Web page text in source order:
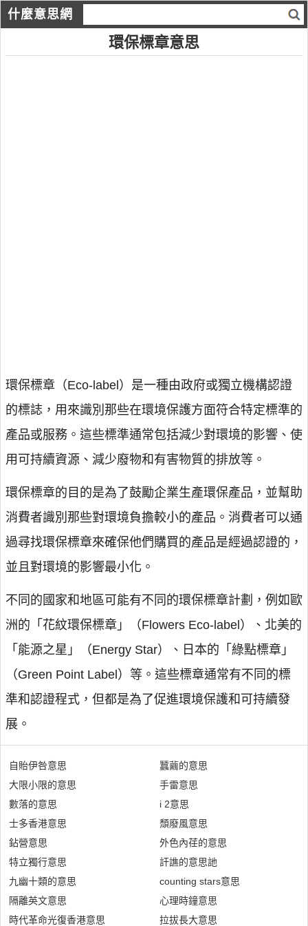
什麼意思網
環保標章意思
環保標章（Eco-label）是一種由政府或獨立機構認證
的標誌，用來識別那些在環境保護方面符合特定標準的
產品或服務。這些標準通常包括減少對環境的影響、使
用可持續資源、減少廢物和有害物質的排放等。
環保標章的目的是為了鼓勵企業生產環保產品，並幫助
消費者識別那些對環境負擔較小的產品。消費者可以通
過尋找環保標章來確保他們購買的產品是經過認證的，
並且對環境的影響最小化。
不同的國家和地區可能有不同的環保標章計劃，例如歐
洲的「花紋環保標章」（Flowers Eco-label）、北美的
「能源之星」（Energy Star）、日本的「綠點標章」
（Green Point Label）等。這些標章通常有不同的標
準和認證程式，但都是為了促進環境保護和可持續發
展。
自貽伊咎意思
大限小限的意思
數落的意思
士多香港意思
鉆營意思
特立獨行意思
九幽十類的意思
隔離英文意思
時代革命光復香港意思
蠶繭的意思
手雷意思
i 2意思
頹廢風意思
外色內荏的意思
訐譙的意思訑
counting stars意思
心理時鐘意思
拉拔長大意思